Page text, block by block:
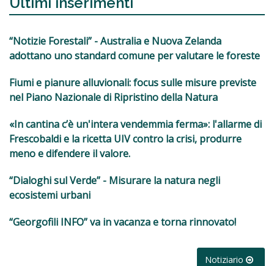
“Notizie Forestali” - Australia e Nuova Zelanda
adottano uno standard comune per valutare le foreste
Fiumi e pianure alluvionali: focus sulle misure previste
nel Piano Nazionale di Ripristino della Natura
«In cantina c’è un'intera vendemmia ferma»: l'allarme di
Frescobaldi e la ricetta UIV contro la crisi, produrre
meno e difendere il valore.
“Dialoghi sul Verde” - Misurare la natura negli
ecosistemi urbani
“Georgofili INFO” va in vacanza e torna rinnovato!
Notiziario